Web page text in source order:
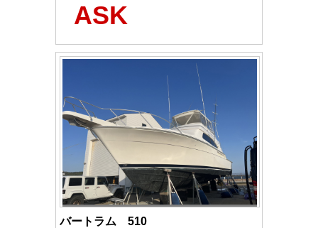
ASK
バートラム 510